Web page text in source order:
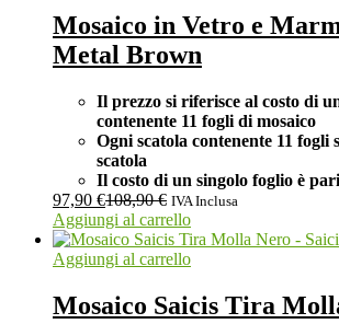
Mosaico in Vetro e
Metal Brown
Il prezzo si riferisce al costo di
contenente 11 fogli di mosaico
Ogni scatola contenente 11 fogli
scatola
Il costo di un singolo foglio è
97,90 €108,90€ IVA Inclusa
Aggiungi al carrello
Aggiungi al carrello
Mosaico Saicis Tira